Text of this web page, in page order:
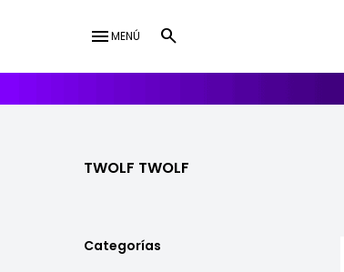
menuMENÚ
TWOLF TWOLF
Categorías